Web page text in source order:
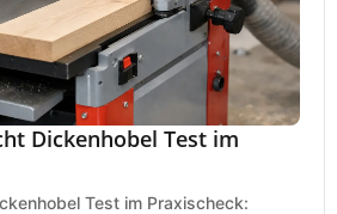
Dickenhobel Test im
Test im Praxischeck: